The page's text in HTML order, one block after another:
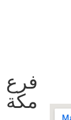
فرع
مكة